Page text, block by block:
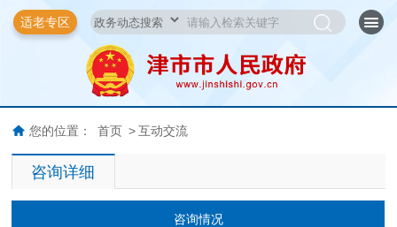
适老专区
您的位置： 首页 > 互动交流
咨询详细
咨询情况